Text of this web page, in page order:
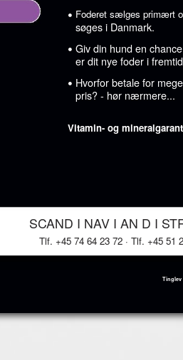
SCAND I NAV I AN D I
Tlf. +45 74 64 23 72 · Tlf. +45 51
Tinglev
• Foderet sælges primært
søges i Danmark.
• Giv din hund en
er dit nye foder i
• Hvorfor betale for
pris? - hør nærmere...
Vitamin- og